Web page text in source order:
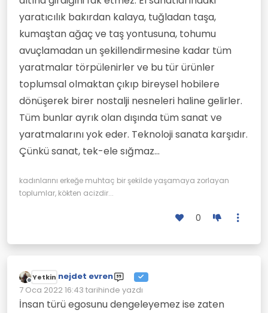
yaratıcılık bakırdan kalaya, tuğladan taşa,
kumaştan ağaç ve taş yontusuna, tohumu
avuçlamadan un şekillendirmesine kadar tüm
yaratmalar törpülenirler ve bu tür ürünler
toplumsal olmaktan çıkıp bireysel hobilere
dönüşerek birer nostalji nesneleri haline gelirler.
Tüm bunlar ayrık olan dışında tüm sanat ve
yaratmalarını yok eder. Teknoloji sanata karşıdır.
Çünkü sanat, tek-ele sığmaz…
kadınlarını erkeğe muhtaç bir şekilde yaşamaya zorlayan
toplumlar, kökten acizdir...
0
Çevrimdışı
Yetkin nejdet evren
7 Oca 2022 16:43 tarihinde yazdı
Son düzenleyen:
İnsan türü egosunu dengeleyemez ise zaten